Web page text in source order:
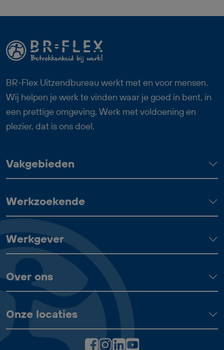
BR-Flex Uitzendbureau werkt met en voor mensen.
Wij helpen je werk te vinden waar je goed in bent, in
een prettige omgeving. Werk met voldoening en
plezier, dat is ons doel.
Vakgebieden
Werkzoekende
Werkgever
Over ons
Onze locaties